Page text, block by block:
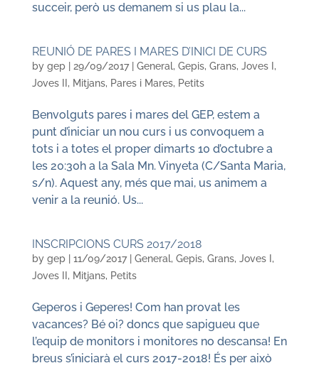
succeir, però us demanem si us plau la...
REUNIÓ DE PARES I MARES D’INICI DE CURS
by gep| 29/09/2017| General, Gepis, Grans, Joves I ,
Joves II , Mitjans, Pares i Mares, Petits
Benvolguts pares i mares del GEP, estem a
punt d’iniciar un nou curs i us convoquem a
tots i a totes el proper dimarts 10 d’octubre a
les 20:30h a la Sala Mn. Vinyeta (C/Santa Maria,
s/n). Aquest any, més que mai, us animem a
venir a la reunió. Us...
INSCRIPCIONS CURS 2017/2018
by gep| 11/09/2017| General, Gepis, Grans, Joves I ,
Joves II , Mitjans, Petits
Geperos i Geperes! Com han provat les
vacances? Bé oi? doncs que sapigueu que
l’equip de monitors i monitores no descansa! En
breus s’iniciarà el curs 2017-2018! És per això